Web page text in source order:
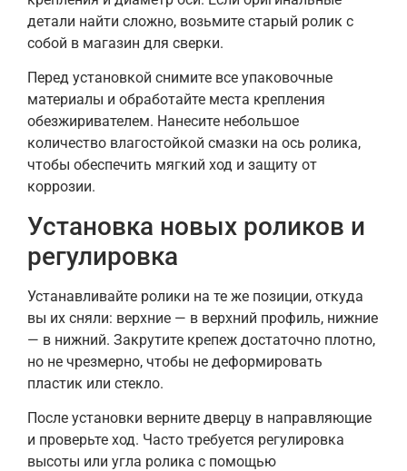
детали найти сложно, возьмите старый ролик с
собой в магазин для сверки.
Перед установкой снимите все упаковочные
материалы и обработайте места крепления
обезжиривателем. Нанесите небольшое
количество влагостойкой смазки на ось ролика,
чтобы обеспечить мягкий ход и защиту от
коррозии.
Установка новых роликов и
регулировка
Устанавливайте ролики на те же позиции, откуда
вы их сняли: верхние — в верхний профиль, нижние
— в нижний. Закрутите крепеж достаточно плотно,
но не чрезмерно, чтобы не деформировать
пластик или стекло.
После установки верните дверцу в направляющие
и проверьте ход. Часто требуется регулировка
высоты или угла ролика с помощью